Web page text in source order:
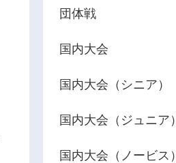
団体戦
国内大会
国内大会（シニア）
国内大会（ジュニア）
国内大会（ノービス）